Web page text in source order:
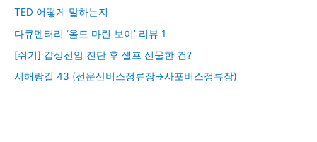
TED 어떻게 말하는지
다큐멘터리 ‘올드 마린 보이’ 리뷰 1.
[쉬기] 갑상선암 진단 후 셀프 선물한 건?
서해랑길 43 (선운산버스정류장→사포버스정류장)